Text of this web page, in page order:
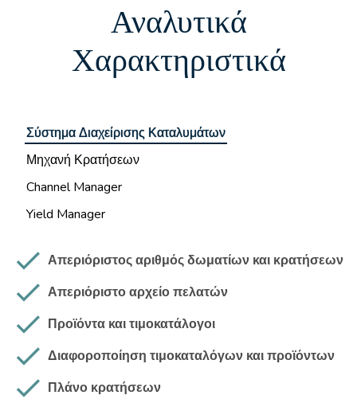
Αναλυτικά
Χαρακτηριστικά
Σύστημα Διαχείρισης Καταλυμάτων
Μηχανή Κρατήσεων
Channel Manager
Yield Manager
Απεριόριστος αριθμός δωματίων και κρατήσεων
Απεριόριστο αρχείο πελατών
Προϊόντα και τιμοκατάλογοι
Διαφοροποίηση τιμοκαταλόγων και προϊόντων
Πλάνο κρατήσεων